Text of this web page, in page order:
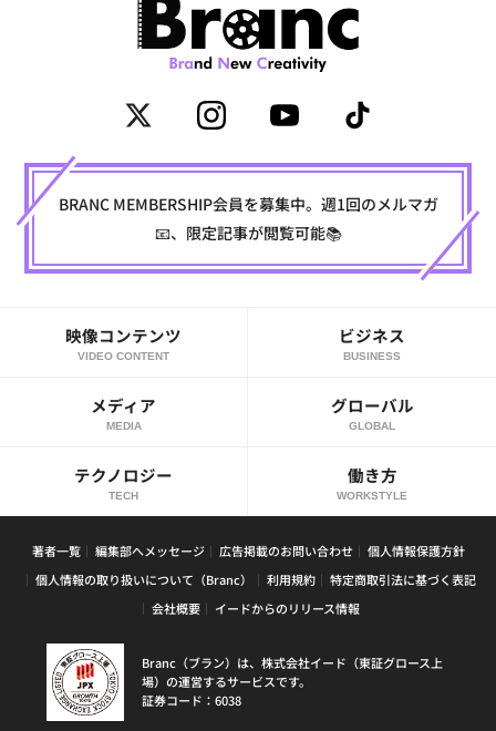
BRANC MEMBERSHIP会員を募集中。週1回のメルマガ
📧、限定記事が閲覧可能📚
映像コンテンツ
VIDEO CONTENT
ビジネス
BUSINESS
メディア
MEDIA
グローバル
GLOBAL
テクノロジー
TECH
働き方
WORKSTYLE
著者一覧 編集部へメッセージ 広告掲載のお問い合わせ
個人情報保護方針
個人情報の取り扱いについて（Branc）
利用規約
特定商取引法に基づく表記
会社概要
イードからのリリース情報
Branc（ブラン）は、株式会社イード（東証グロース上
場）の運営するサービスです。
証券コード：6038